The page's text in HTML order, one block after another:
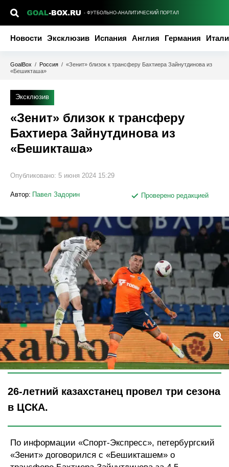
- ФУТБОЛЬНО-АНАЛИТИЧЕСКИЙ ПОРТАЛ
Новости Эксклюзив Испания Англия Германия
GoalBox / Россия / «Зенит» близок к трансферу Бахтиера Зайнутдинова из
«Бешикташа»
Эксклюзив
«Зенит» близок к трансферу
Бахтиера Зайнутдинова из
«Бешикташа»
Опубликовано: 5 июня 2024 15:29
Автор: Павел Задорин Проверено редакцией
Legion-Media
26-летний казахстанец провел три сезона
в ЦСКА.
По информации «Спорт-Экспресс», петербургский
«Зенит» договорился с «Бешикташем» о